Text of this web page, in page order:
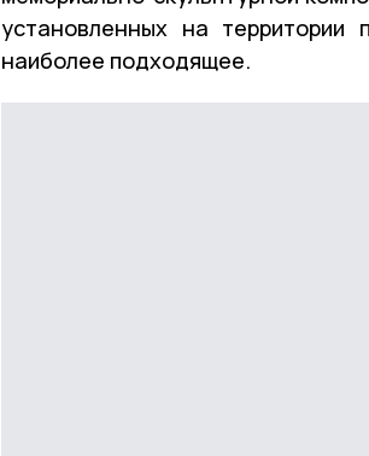
установленных на
наиболее подходящее.